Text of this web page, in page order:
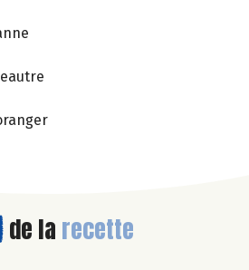
de la recette